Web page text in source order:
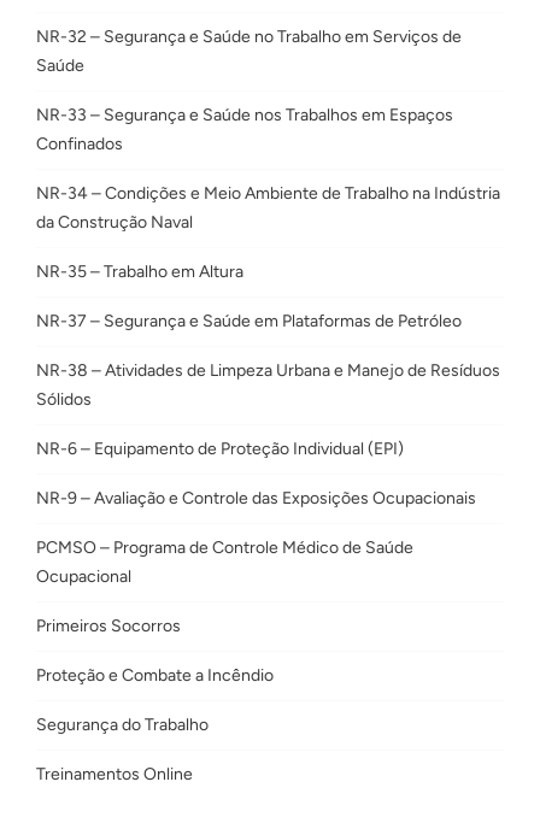
NR-32 – Segurança e Saúde no Trabalho em Serviços de
Saúde
NR-33 – Segurança e Saúde nos Trabalhos em Espaços
Confinados
NR-34 – Condições e Meio Ambiente de Trabalho na Indústria
da Construção Naval
NR-35 – Trabalho em Altura
NR-37 – Segurança e Saúde em Plataformas de Petróleo
NR-38 – Atividades de Limpeza Urbana e Manejo de Resíduos
Sólidos
NR-6 – Equipamento de Proteção Individual (EPI)
NR-9 – Avaliação e Controle das Exposições Ocupacionais
PCMSO – Programa de Controle Médico de Saúde
Ocupacional
Primeiros Socorros
Proteção e Combate a Incêndio
Segurança do Trabalho
Treinamentos Online